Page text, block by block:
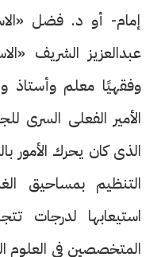
إمام- أو د. فضل
عبدالعزيز الشريف
وفقهيًا معلم وأستاذ
الأمير الفعلى السرى
الذى كان يحرك الأمور
التنظيم بمساحيق
استيعابها لدرجات
المتخصصين فى العلوم